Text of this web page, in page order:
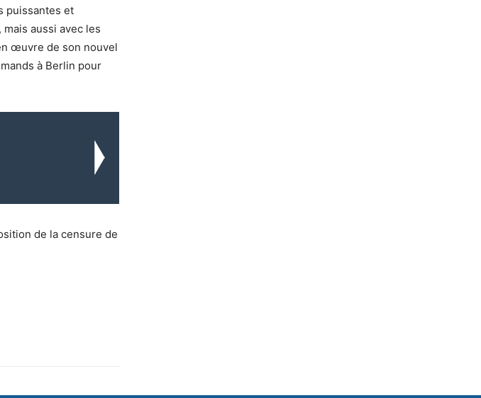
puissantes et
aussi avec les
œuvre de son nouvel
à Berlin pour
de la censure de